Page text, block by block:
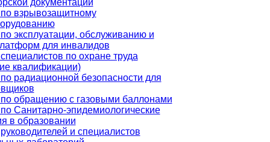
взрывозащитному
эксплуатации, обслуживанию и
для инвалидов
по охране труда
квалификации)
радиационной безопасности для
обращению с газовыми баллонами
Санитарно-эпидемиологические
в образовании
и специалистов